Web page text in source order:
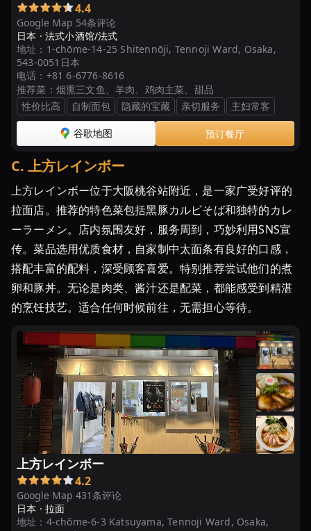
Google Map 54条评论
4.4
日本 · 法式小酒馆/法式
地址： 1-chōme-14-25 Shitennōji, Tennoji Ward, Osaka,
543-0051日本
电话： +81 6-6776-8616
推荐菜： 烟熏三文鱼、羊肉、鸡肉主菜、甜品
性价比高
自制面包 隐藏的宝藏 亲切服务 主妇常客
谷歌地图 预订餐厅
C. 上方レインボー
上方レインボー位于大阪桃谷站附近，是一家广受好评的
拉面店。推荐的特色菜包括黑豚カルビそば和独特的カレ
ーラーメン。店内氛围友好，服务周到，巧妙利用SNS宣
传。菜品选用优质食材，自家制中太面条有良好的口感，
搭配丰富的配料，深受顾客喜爱。特别推荐尝试他们的煮
卵和豚丼。无论是肉类、酱汁还是配菜，都能感受到精湛
的烹饪技艺。适合任何时候前往，无需担心等待。
上方レインボー
Google Map 431条评论
4.2
日本 · 拉面
地址： 4-chōme-6-3 Katsuyama, Tennoji Ward, Osaka,